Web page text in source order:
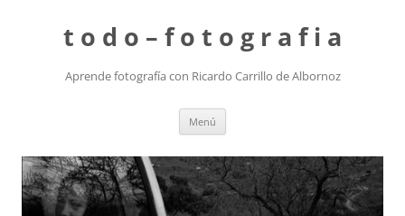
t o d o – f o t o g r a f i a
Aprende fotografía con Ricardo Carrillo de Albornoz
Menú